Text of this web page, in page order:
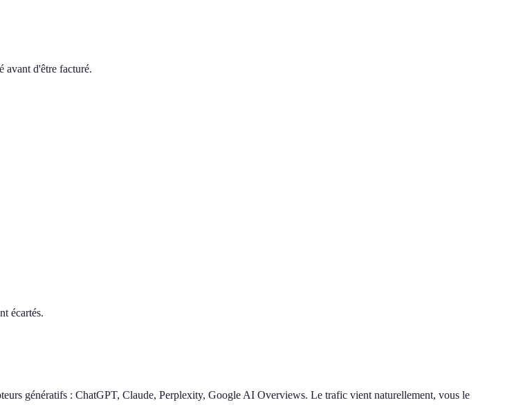
avant d'être facturé.
écartés.
génératifs : ChatGPT, Claude, Perplexity, Google AI Overviews. Le trafic vient naturellement, vous le